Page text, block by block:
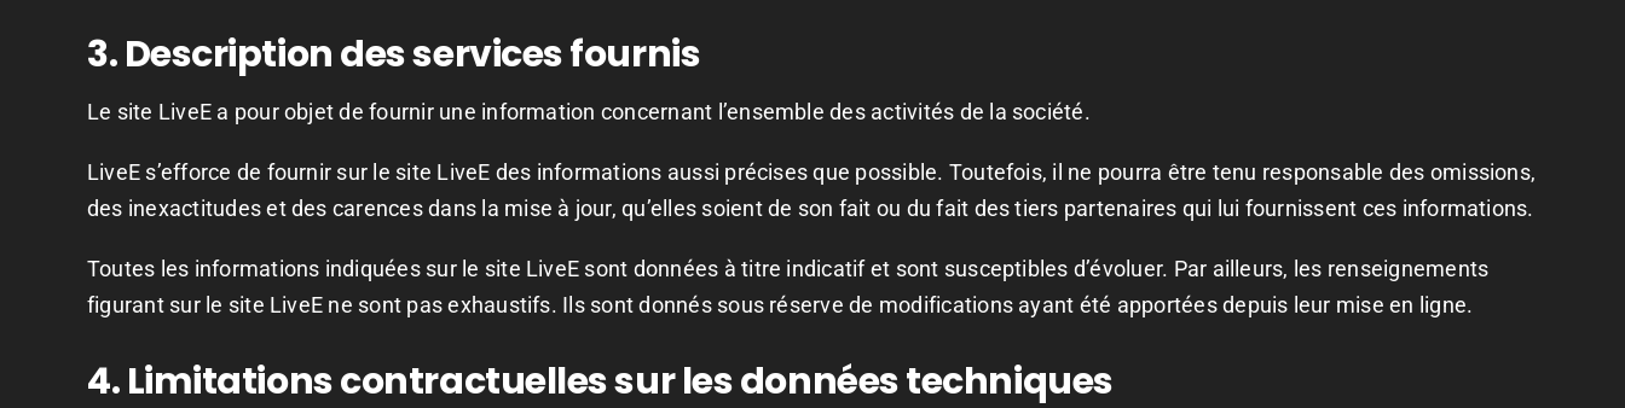
3. Description des services fournis
Le site LiveE a pour objet de fournir une information concernant l’ensemble des activités de la société.
LiveE s’efforce de fournir sur le site LiveE des informations aussi précises que possible. Toutefois, il ne pourra être tenu responsable des omissions,
des inexactitudes et des carences dans la mise à jour, qu’elles soient de son fait ou du fait des tiers partenaires qui lui fournissent ces informations.
Toutes les informations indiquées sur le site LiveE sont données à titre indicatif et sont susceptibles d’évoluer. Par ailleurs, les renseignements
figurant sur le site LiveE ne sont pas exhaustifs. Ils sont donnés sous réserve de modifications ayant été apportées depuis leur mise en ligne.
4. Limitations contractuelles sur les données techniques